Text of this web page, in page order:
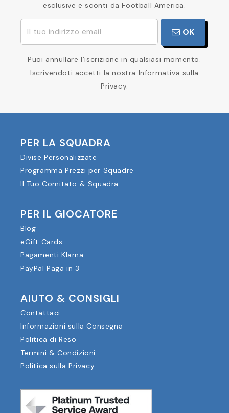
esclusive e sconti da Football America.
OK
Puoi annullare l’iscrizione in qualsiasi momento.
Iscrivendoti accetti la nostra Informativa sulla
Privacy.
PER LA SQUADRA
Divise Personalizzate
Programma Prezzi per Squadre
Il Tuo Comitato & Squadra
PER IL GIOCATORE
Blog
eGift Cards
Pagamenti Klarna
PayPal Paga in 3
AIUTO & CONSIGLI
Contattaci
Informazioni sulla Consegna
Politica di Reso
Termini & Condizioni
Politica sulla Privacy